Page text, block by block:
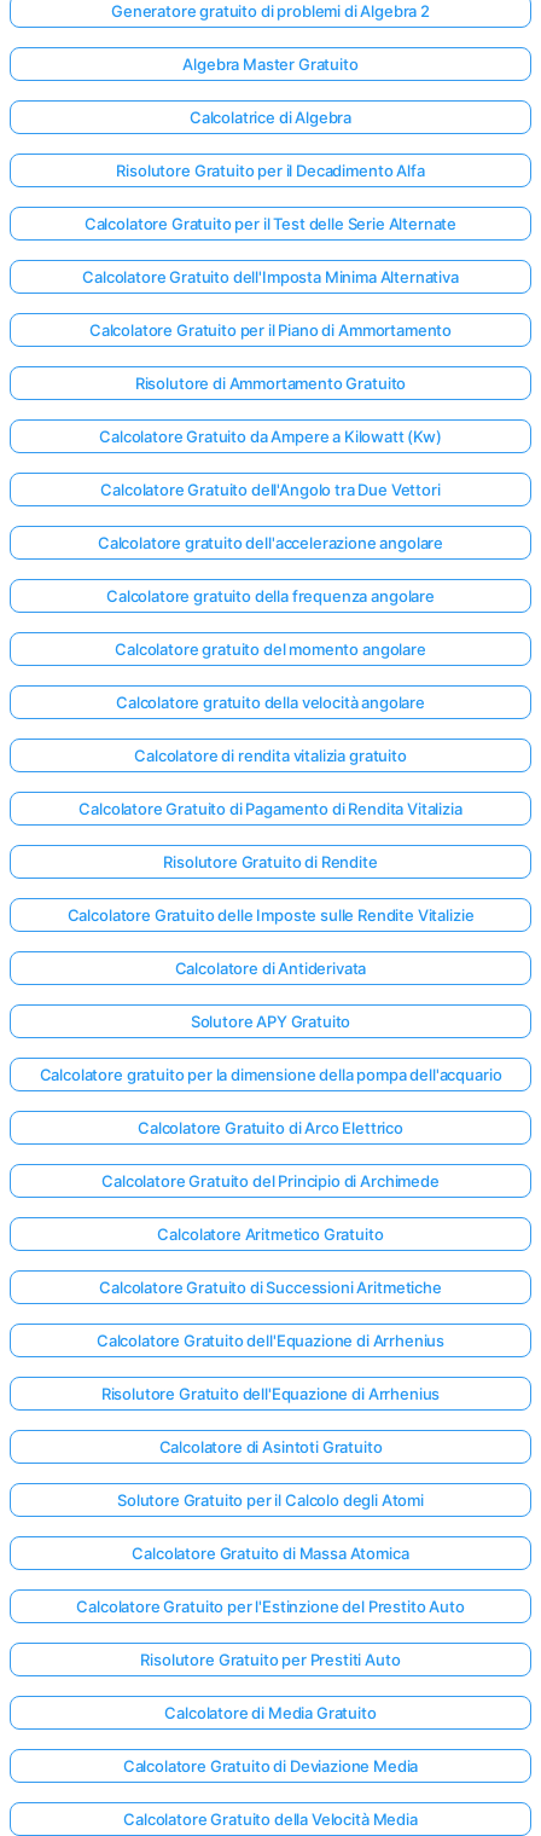
Generatore gratuito di problemi di Algebra 2
Algebra Master Gratuito
Calcolatrice di Algebra
Risolutore Gratuito per il Decadimento Alfa
Calcolatore Gratuito per il Test delle Serie Alternate
Calcolatore Gratuito dell'Imposta Minima Alternativa
Calcolatore Gratuito per il Piano di Ammortamento
Risolutore di Ammortamento Gratuito
Calcolatore Gratuito da Ampere a Kilowatt (Kw)
Calcolatore Gratuito dell'Angolo tra Due Vettori
Calcolatore gratuito dell'accelerazione angolare
Calcolatore gratuito della frequenza angolare
Calcolatore gratuito del momento angolare
Calcolatore gratuito della velocità angolare
Calcolatore di rendita vitalizia gratuito
Calcolatore Gratuito di Pagamento di Rendita Vitalizia
Risolutore Gratuito di Rendite
Calcolatore Gratuito delle Imposte sulle Rendite Vitalizie
Calcolatore di Antiderivata
Solutore APY Gratuito
Calcolatore gratuito per la dimensione della pompa dell'acquario
Calcolatore Gratuito di Arco Elettrico
Calcolatore Gratuito del Principio di Archimede
Calcolatore Aritmetico Gratuito
Calcolatore Gratuito di Successioni Aritmetiche
Calcolatore Gratuito dell'Equazione di Arrhenius
Risolutore Gratuito dell'Equazione di Arrhenius
Calcolatore di Asintoti Gratuito
Solutore Gratuito per il Calcolo degli Atomi
Calcolatore Gratuito di Massa Atomica
Calcolatore Gratuito per l'Estinzione del Prestito Auto
Risolutore Gratuito per Prestiti Auto
Calcolatore di Media Gratuito
Calcolatore Gratuito di Deviazione Media
Calcolatore Gratuito della Velocità Media